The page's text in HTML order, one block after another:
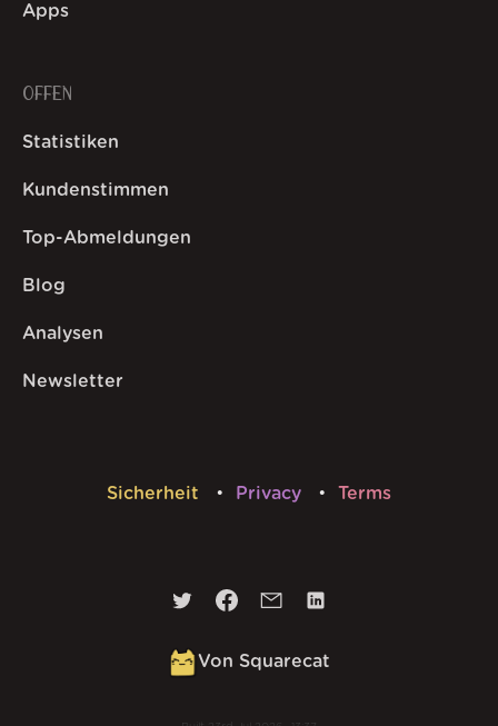
Apps
OFFEN
Statistiken
Kundenstimmen
Top-Abmeldungen
Blog
Analysen
Newsletter
Sicherheit Privacy Terms
Von Squarecat